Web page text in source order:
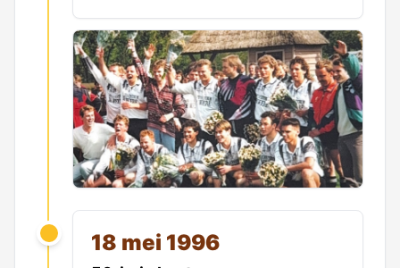
18 mei 1996